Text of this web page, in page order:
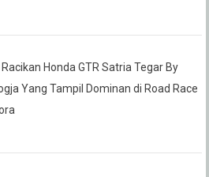
Honda GTR Satria Tegar By
Yang Tampil Dominan di Road Race